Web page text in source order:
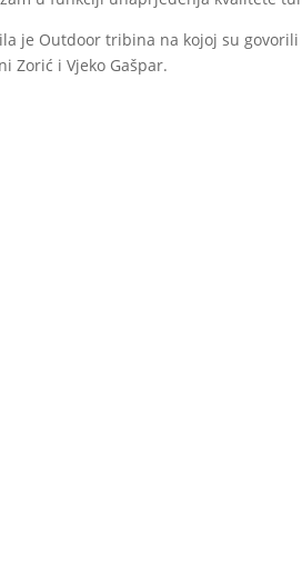
je Outdoor tribina na kojoj su
Zorić i Vjeko Gašpar.